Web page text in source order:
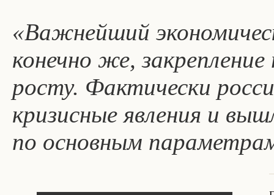
«Важнейший
конечно же,
росту. Фактически
кризисные явления и
по основным